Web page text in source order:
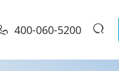
400-060-5200